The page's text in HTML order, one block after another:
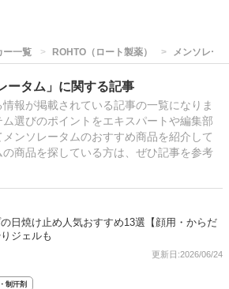
ー一覧 ROHTO（ロート製薬） メンソレー
ータム」に関する記事
報が掲載されている記事の一覧になりま
選びのポイントをエキスパートや編集部
ンソレータムのおすすめ商品を紹介して
商品を探している方は、ぜひ記事を参考
日焼け止め人気おすすめ13選【顔用・からだ
ジェルも
更新日:2026/06/24
制汗剤